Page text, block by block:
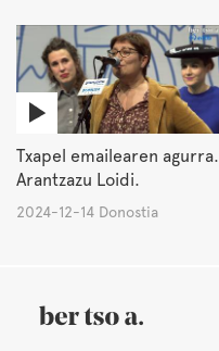
Txapel emailearen agurra.
Arantzazu Loidi.
2024-12-14 Donostia